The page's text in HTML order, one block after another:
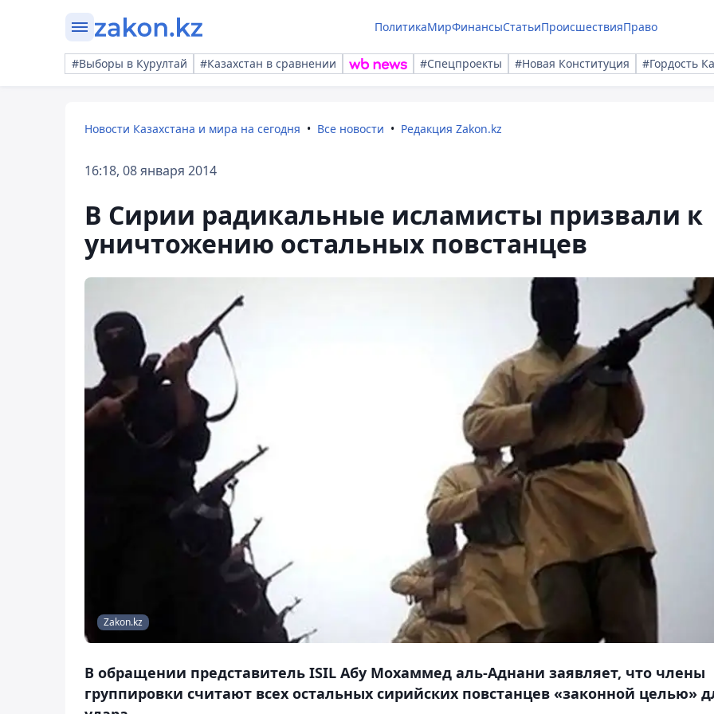
ПолитикаМирФинансыСтатьиПроисшествияПраво
#Выборы в Курултай #Казахстан в сравнении #Спецпроекты #Новая Конституция #Гордость
Новости Казахстана и мира на сегодня Все новости Редакция Zakon.kz
16:18, 08 января 2014
В Сирии радикальные исламисты призвали к
уничтожению остальных повстанцев
Zakon.kz
В обращении представитель ISIL Абу Мохаммед аль-Аднани заявляет, что члены
группировки считают всех остальных сирийских повстанцев «законной целью»